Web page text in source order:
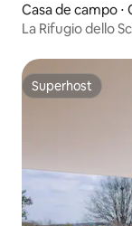
Casa de campo ⋅
La Rifugio dello
Superhost
Superhost